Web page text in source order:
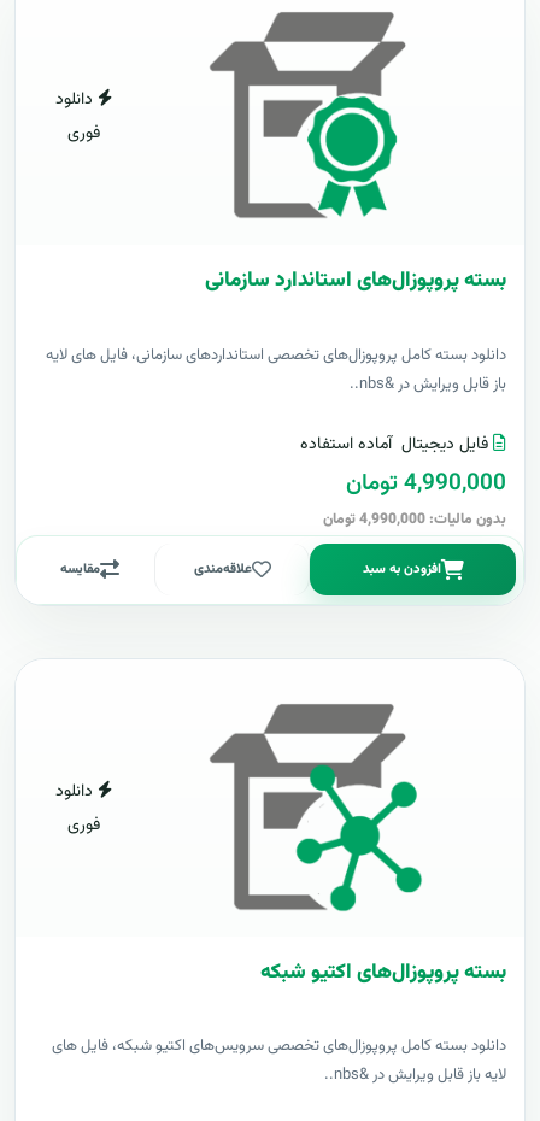
دانلود
فوری
بسته پروپوزال‌های استاندارد سازمانی
دانلود بسته کامل پروپوزال‌های تخصصی استانداردهای سازمانی، فایل های لایه
باز قابل ویرایش در &nbs..
فایل دیجیتال آماده استفاده
4,990,000 تومان
بدون مالیات: 4,990,000 تومان
افزودن به سبد علاقه‌مندی مقایسه
دانلود
فوری
بسته پروپوزال‌های اکتیو شبکه
دانلود بسته کامل پروپوزال‌های تخصصی سرویس‌های اکتیو شبکه، فایل های
لایه باز قابل ویرایش در &nbs..